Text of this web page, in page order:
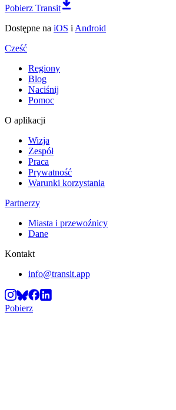
Pobierz Transit
Dostępne na iOS i Android
Cześć
Regiony
Blog
Naciśnij
Pomoc
O aplikacji
Wizja
Zespół
Praca
Prywatność
Warunki korzystania
Partnerzy
Miasta i przewoźnicy
Dane
Kontakt
info@transit.app
Pobierz